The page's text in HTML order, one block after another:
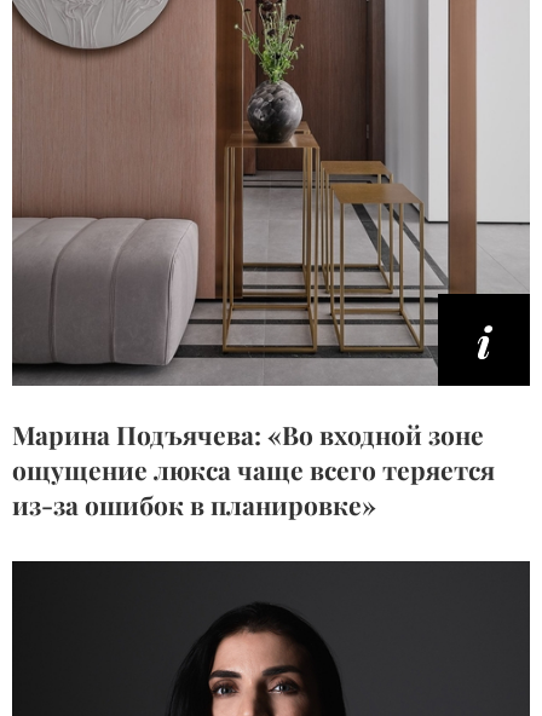
Марина Подъячева: «Во входной зоне
ощущение люкса чаще всего теряется
из-за ошибок в планировке»